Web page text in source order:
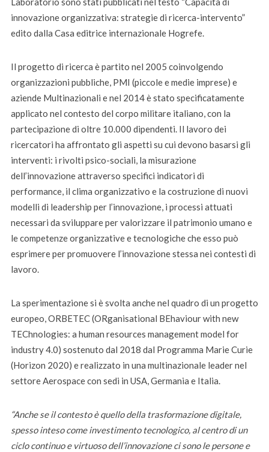
innovazione organizzativa: strategie di ricerca-intervento”
edito dalla Casa editrice internazionale Hogrefe.
Il progetto di ricerca è partito nel 2005 coinvolgendo
organizzazioni pubbliche, PMI (piccole e medie imprese) e
aziende Multinazionali e nel 2014 è stato specificatamente
applicato nel contesto del corpo militare italiano, con la
partecipazione di oltre 10.000 dipendenti. Il lavoro dei
ricercatori ha affrontato gli aspetti su cui devono basarsi gli
interventi: i rivolti psico-sociali, la misurazione
dell’innovazione attraverso specifici indicatori di
performance, il clima organizzativo e la costruzione di nuovi
modelli di leadership per l’innovazione, i processi attuati
necessari da sviluppare per valorizzare il patrimonio umano e
le competenze organizzative e tecnologicheche esso può
esprimereper promuovere l’innovazione stessa nei contesti di
lavoro.
La sperimentazione si è svolta anche nel quadro di un progetto
europeo, ORBETEC (ORganisational BEhaviour with new
TEChnologies: a human resources management model for
industry 4.0) sostenuto dal 2018 dal Programma Marie Curie
(Horizon 2020) e realizzato in una multinazionale leader nel
settore Aerospace con sedi in USA, Germania e Italia.
“Anche se il contesto è quello della trasformazione digitale,
spesso inteso come investimento tecnologico, al centro di un
ciclo continuo e virtuoso dell’innovazione ci sono le persone e